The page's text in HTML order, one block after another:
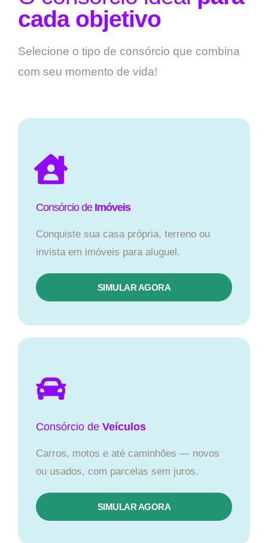
cada objetivo
Selecione o tipo de consórcio que combina
com seu momento de vida!
Consórcio de Imóveis
Conquiste sua casa própria, terreno ou
invista em imóveis para aluguel.
SIMULAR AGORA​
Consórcio de Veículos
Carros, motos e até caminhões — novos
ou usados, com parcelas sem juros.
SIMULAR AGORA